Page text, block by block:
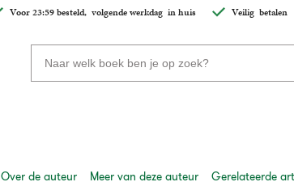
Voor 23:59 besteld, volgende werkdagin huis Veiligbetalen
Zoeken
naar
Over de auteur Meer van deze auteur Gerelateerde